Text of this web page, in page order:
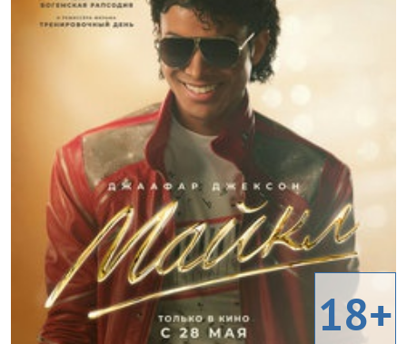
18+